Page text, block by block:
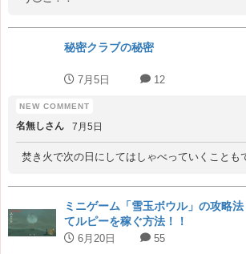
秘密クラブの秘密
7月5日 12
名無しさん 7月5日
焚き火で次の日にしてはしゃべっていくことも
ミニゲーム「雪玉ボウル」の攻略
てルピーを稼ぐ方法！！
6月20日 55